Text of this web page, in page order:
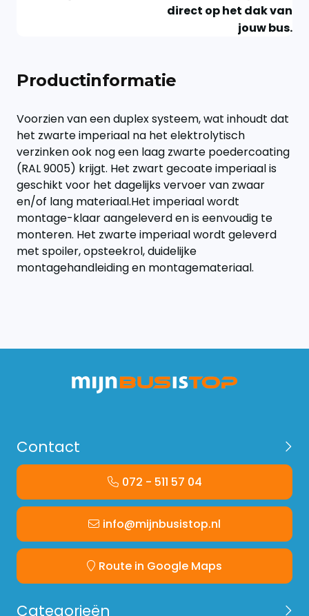
direct op het dak van
jouw bus.
Productinformatie
Voorzien van een duplex systeem, wat inhoudt dat
het zwarte imperiaal na het elektrolytisch
verzinken ook nog een laag zwarte poedercoating
(RAL 9005) krijgt. Het zwart gecoate imperiaal is
geschikt voor het dagelijks vervoer van zwaar
en/of lang materiaal.Het imperiaal wordt
montage-klaar aangeleverd en is eenvoudig te
monteren. Het zwarte imperiaal wordt geleverd
met spoiler, opsteekrol, duidelijke
montagehandleiding en montagemateriaal.
Contact
072 - 511 57 04
info@mijnbusistop.nl
Route in Google Maps
Categorieën